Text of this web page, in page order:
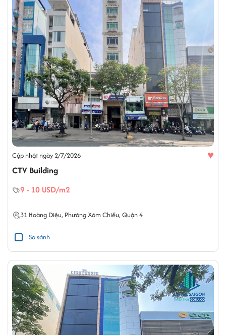
Cập nhật ngày 2/7/2026 ♥
CTV Building
9 - 10 USD/m2
31 Hoàng Diệu, Phường Xóm Chiếu, Quận 4
So sánh